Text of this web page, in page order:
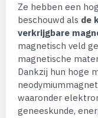
Ze hebben een
beschouwd als de
verkrijgbare
magnetisch veld
magnetische
Dankzij hun hoge
waaronder
geneeskunde,